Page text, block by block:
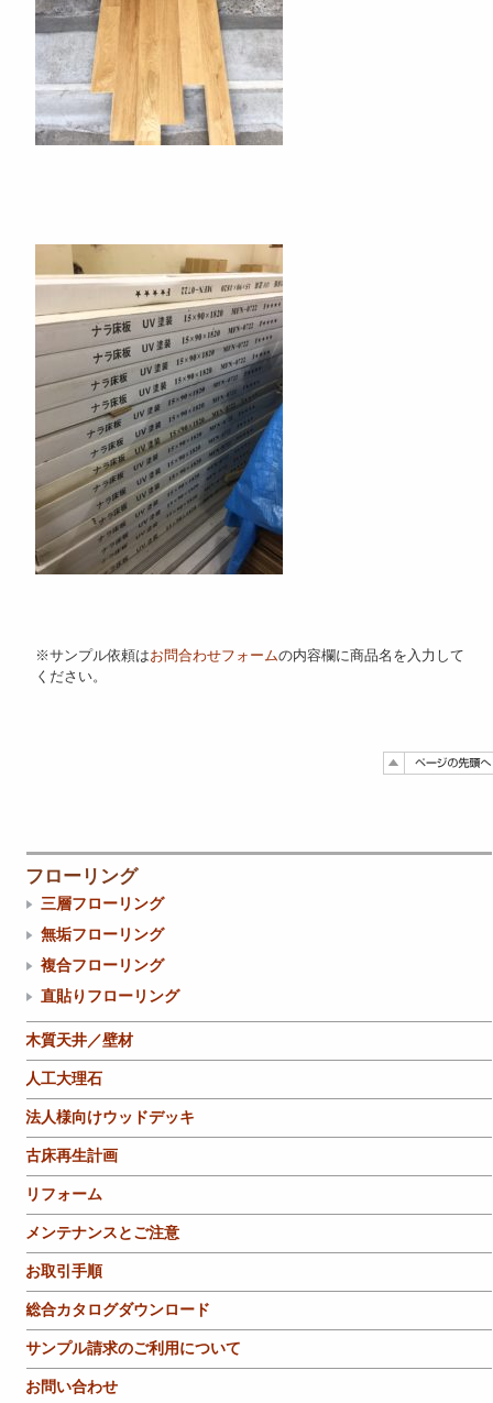
※サンプル依頼はお問合わせフォームの内容欄に商品名を入力して
ください。
フローリング
三層フローリング
無垢フローリング
複合フローリング
直貼りフローリング
木質天井／壁材
人工大理石
法人様向けウッドデッキ
古床再生計画
リフォーム
メンテナンスとご注意
お取引手順
総合カタログダウンロード
サンプル請求のご利用について
お問い合わせ